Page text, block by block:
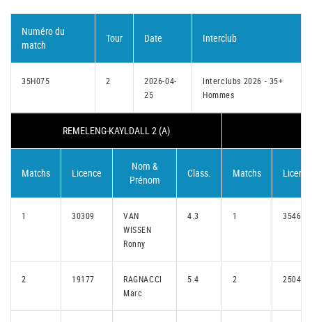
Numéro du
match
Tour Date Interclub
35H075 2
2026-04-
25
Interclubs 2026 - 35+
Hommes
REMELENG-KAYLDALL 2 (A)
Matchs Licence
Nom &
Prénom
Class. Matchs Licence
1 30309
VAN
WISSEN
Ronny
4.3 1 35462
2 19177
RAGNACCI
Marc
5.4 2 25045